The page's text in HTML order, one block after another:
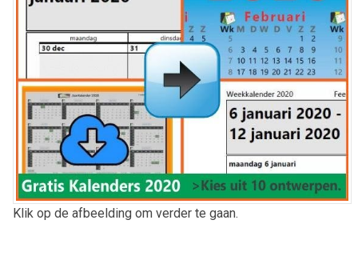
Klik op de afbeelding om verder te gaan.